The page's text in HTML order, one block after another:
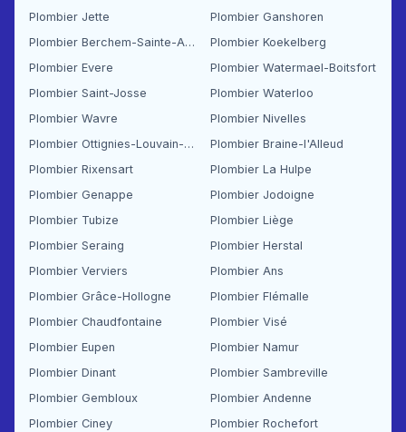
Plombier Jette
Plombier Ganshoren
Plombier Berchem-Sainte-Agathe
Plombier Koekelberg
Plombier Evere
Plombier Watermael-Boitsfort
Plombier Saint-Josse
Plombier Waterloo
Plombier Wavre
Plombier Nivelles
Plombier Ottignies-Louvain-la-Neuve
Plombier Braine-l'Alleud
Plombier Rixensart
Plombier La Hulpe
Plombier Genappe
Plombier Jodoigne
Plombier Tubize
Plombier Liège
Plombier Seraing
Plombier Herstal
Plombier Verviers
Plombier Ans
Plombier Grâce-Hollogne
Plombier Flémalle
Plombier Chaudfontaine
Plombier Visé
Plombier Eupen
Plombier Namur
Plombier Dinant
Plombier Sambreville
Plombier Gembloux
Plombier Andenne
Plombier Ciney
Plombier Rochefort